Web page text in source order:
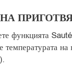
функцията
температурата